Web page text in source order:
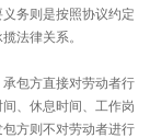
务则是按照协议约定
法律关系。
包方直接对劳动者行
、休息时间、工作岗
方则不对劳动者进行